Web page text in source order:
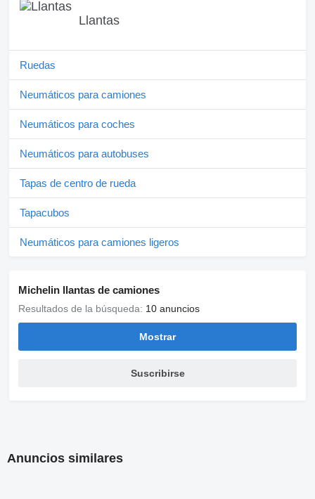
Llantas
Ruedas
Neumáticos para camiones
Neumáticos para coches
Neumáticos para autobuses
Tapas de centro de rueda
Tapacubos
Neumáticos para camiones ligeros
Michelin llantas de camiones
Resultados de la búsqueda: 10 anuncios
Mostrar
Suscribirse
Anuncios similares